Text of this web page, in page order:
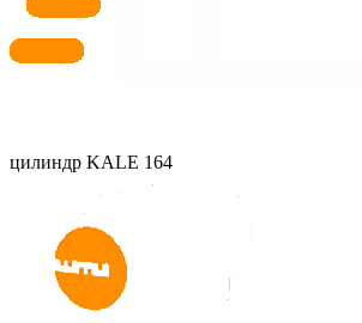
цилиндр KALE 164